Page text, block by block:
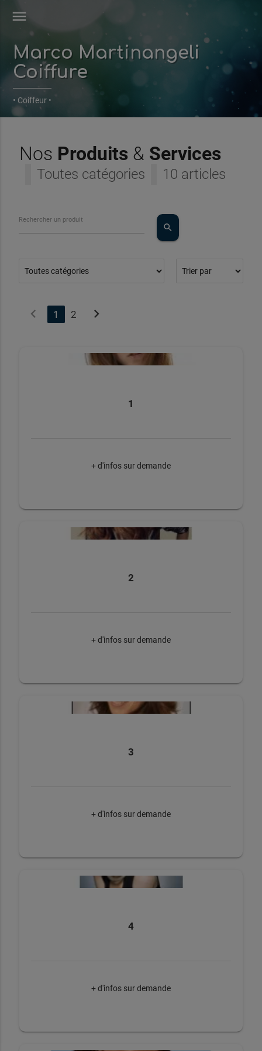
menu
Marco Martinangeli
Coiffure
• Coiffeur •
Nos Produits& Services
Toutes catégories 10 articles
Rechercher un produit
search
chevron_left 1 2 chevron_right
1
+ d'infos sur demande
2
+ d'infos sur demande
3
+ d'infos sur demande
4
+ d'infos sur demande